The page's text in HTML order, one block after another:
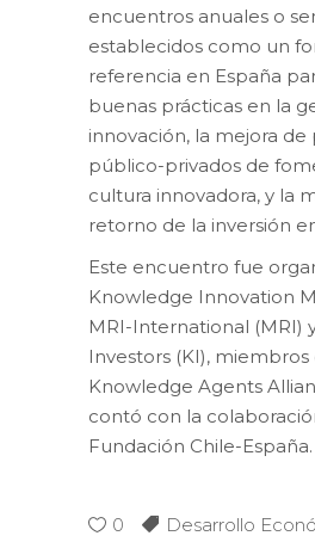
encuentros anuales o
establecidos como un
referencia en España
buenas prácticas en la
innovación, la mejora de
público-privados de
cultura innovadora, y la
retorno de la inversión
Este encuentro fue
Knowledge Innovation
MRI-International (MRI)
Investors (KI), miembros
Knowledge Agents
contó con la
Fundación Chile-España.
0 Desarrollo